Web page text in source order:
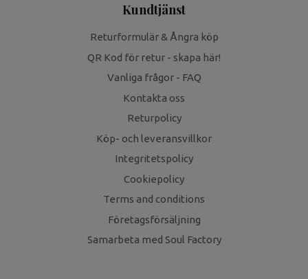
Kundtjänst
Returformulär & Ångra köp
QR Kod för retur - skapa här!
Vanliga frågor - FAQ
Kontakta oss
Returpolicy
Köp- och leveransvillkor
Integritetspolicy
Cookiepolicy
Terms and conditions
Företagsförsäljning
Samarbeta med Soul Factory